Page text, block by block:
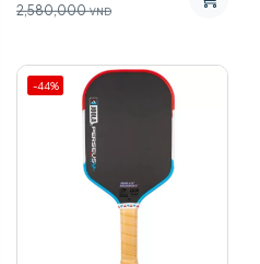
2,580,000 VND
-44%